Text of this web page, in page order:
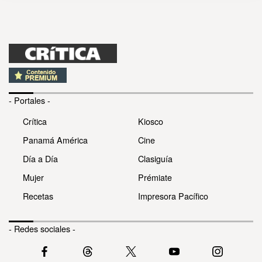
- Portales -
Crítica
Panamá América
Día a Día
Mujer
Recetas
Kiosco
Cine
Clasiguía
Prémiate
Impresora Pacífico
- Redes sociales -